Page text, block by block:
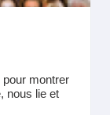
pour montrer
nous lie et